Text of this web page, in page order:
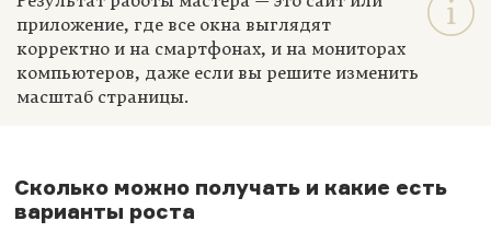
приложение, где все окна выглядят
корректно и на смартфонах, и на мониторах
компьютеров, даже если вы решите изменить
масштаб страницы.
Сколько можно получать и какие есть
варианты роста